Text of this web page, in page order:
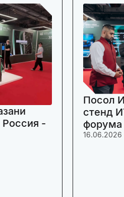
-
Посол
стенд
16.06.2026